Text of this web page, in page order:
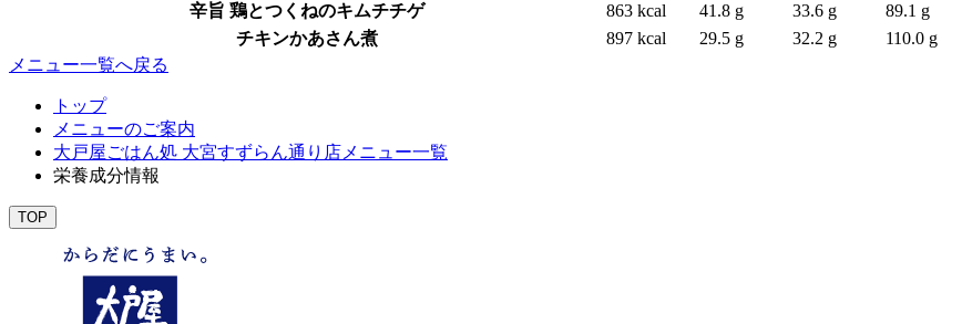
辛旨 鶏とつくねのキムチチゲ
863 kcal 41.8 g 33.6 g 89.1 g
チキンかあさん煮
897 kcal 29.5 g 32.2 g 110.0 g
メニュー一覧へ戻る
トップ
メニューのご案内
大戸屋ごはん処 大宮すずらん通り店メニュー一覧
栄養成分情報
TOP